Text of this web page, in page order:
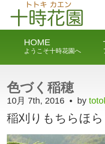
HOME
ようこそ十時花園へ
色づく稲穂
10月 7th, 2016 • by
稲刈りもちらほ